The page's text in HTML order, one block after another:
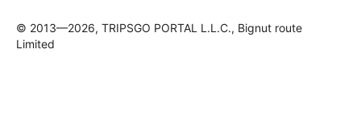
© 2013—2026, TRIPSGO PORTAL L.L.C., Bignut route
Limited